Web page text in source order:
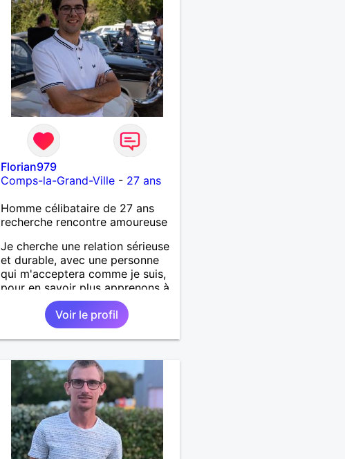
Florian979
Comps-la-Grand-Ville - 27 ans
Homme célibataire de 27 ans
recherche rencontre amoureuse
Je cherche une relation sérieuse
et durable, avec une personne
qui m'acceptera comme je suis,
pour en savoir plus apprenons à
nous connaître 🙂
Voir le profil